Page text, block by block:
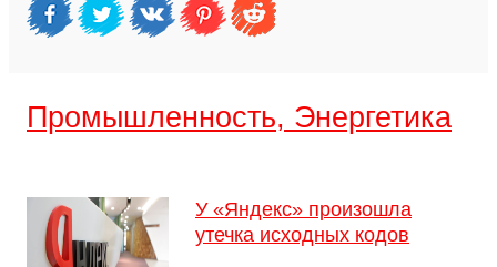
Промышленность, Энергетика
У «Яндекс» произошла
утечка исходных кодов